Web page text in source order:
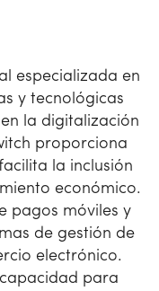
especializada en
y tecnológicas
la digitalización
proporciona
la inclusión
económico.
pagos móviles y
de gestión de
electrónico.
para